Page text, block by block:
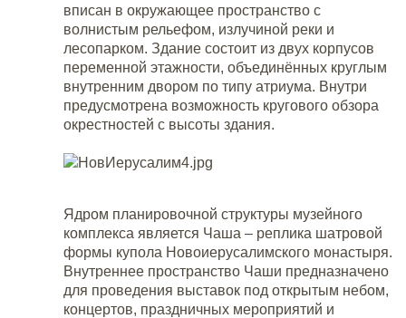
вписан в окружающее пространство с
волнистым рельефом, излучиной реки и
лесопарком. Здание состоит из двух корпусов
переменной этажности, объединённых круглым
внутренним двором по типу атриума. Внутри
предусмотрена возможность кругового обзора
окрестностей с высоты здания.
Ядром планировочной структуры музейного
комплекса является Чаша – реплика шатровой
формы купола Новоиерусалимского монастыря.
Внутреннее пространство Чаши предназначено
для проведения выставок под открытым небом,
концертов, праздничных мероприятий и